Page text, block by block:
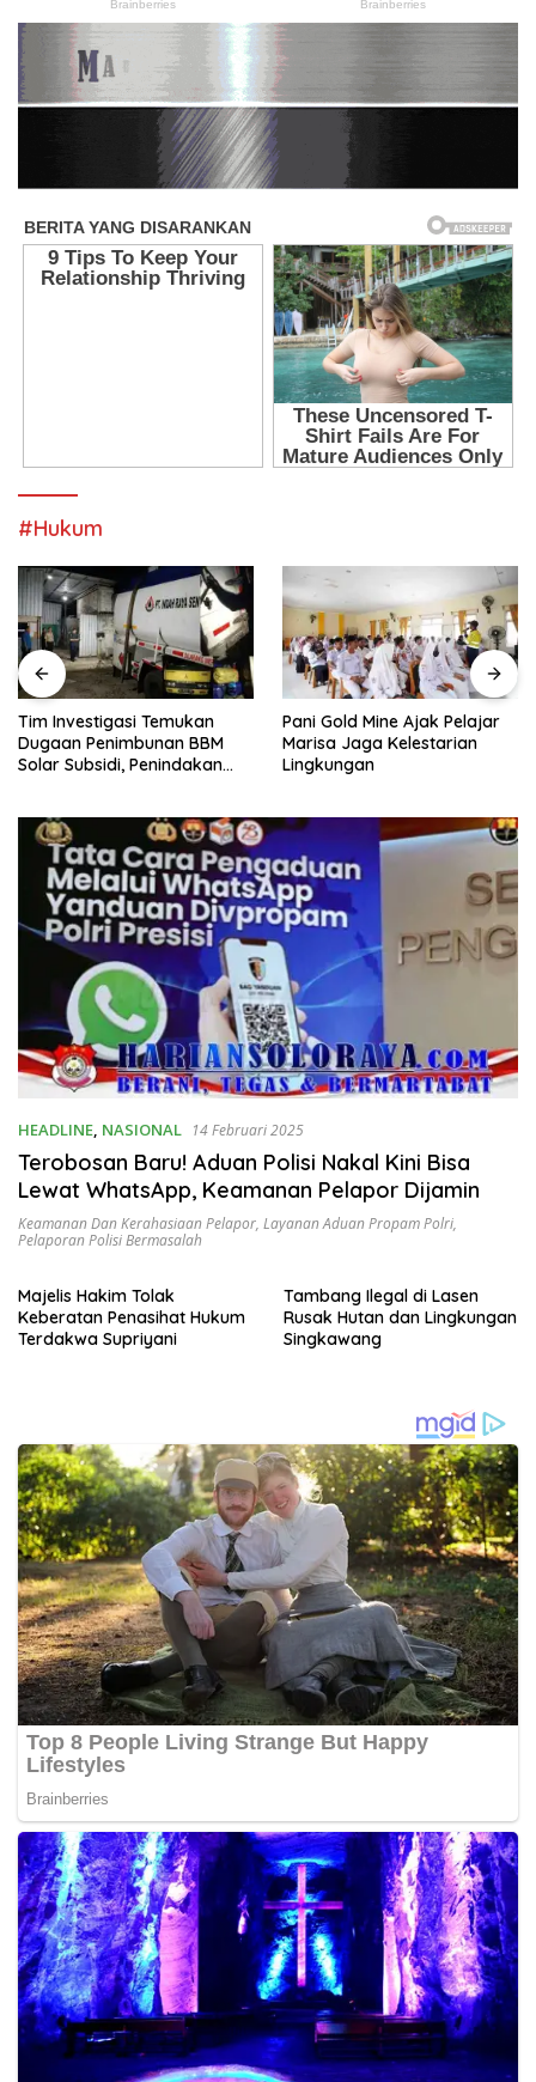
#Hukum
Pani Gold Mine Ajak Pelajar
Marisa Jaga Kelestarian
Lingkungan
H. Muhammad Faizal :
Pembinaan Politik Penting
untuk Menciptakan Kompetisi
HEADLINE, NASIONAL 14 Februari 2025
Terobosan Baru! Aduan Polisi Nakal Kini Bisa
Lewat WhatsApp, Keamanan Pelapor Dijamin
Keamanan Dan Kerahasiaan Pelapor, Layanan Aduan Propam Polri,
Pelaporan Polisi Bermasalah
Majelis Hakim Tolak
Keberatan Penasihat Hukum
Terdakwa Supriyani
Tambang Ilegal di Lasen
Rusak Hutan dan Lingkungan
Singkawang